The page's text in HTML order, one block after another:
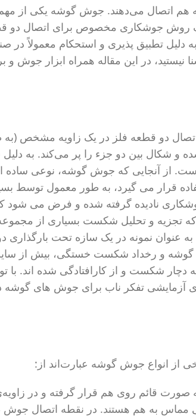
هم اتصال می‌دهند. جوش گوشه یکی از
روش جوشکاری مخصوص برای اتصال دو
دلیل تطبیق پذیری و استحکام معمولاً در
نیستید، در این مقاله همراه ابزار جوش
بین دو جزء را پر می‌کند. به دلیل
از آنجایی که جوش گوشه، نوعی ساده
می گیرد، به طور معمول توسط
نادیده گرفته شده و فرض می شود
که تجزیه و تحلیل شکست بسیاری از
گوشه و رخداد شکست خستگی، بیش از
شکست و از کارافتادگی شده اند. با
تفکر ناب برای جوش های گوشه
انواع جوش گوشه عبارت‌اند از:
به هم هستند. در نقطه اتصال